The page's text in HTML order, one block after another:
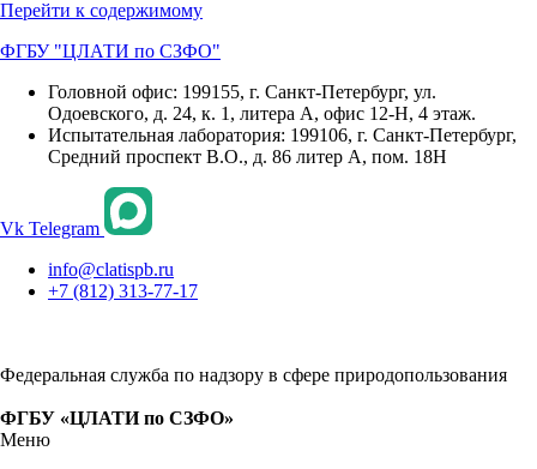
Перейти к содержимому
ФГБУ "ЦЛАТИ по СЗФО"
Головной офис: 199155, г. Санкт-Петербург, ул.
Одоевского, д. 24, к. 1, литера А, офис 12-Н, 4 этаж.
Испытательная лаборатория: 199106, г. Санкт-Петербург,
Средний проспект В.О., д. 86 литер А, пом. 18Н
Vk Telegram
info@clatispb.ru
+7 (812) 313-77-17
Федеральная служба по надзору в сфере природопользования
ФГБУ «ЦЛАТИ по СЗФО»
Меню